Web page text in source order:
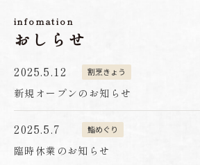
infomation
おしらせ
2025.5.12 割烹きょう
新規オープンのお知らせ
2025.5.7 鮨めぐり
臨時休業のお知らせ